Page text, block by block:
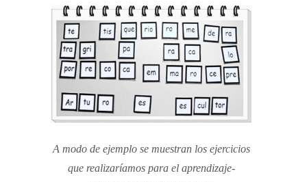
A modo de ejemplo se muestran los ejercicios
que realizaríamos para el aprendizaje-